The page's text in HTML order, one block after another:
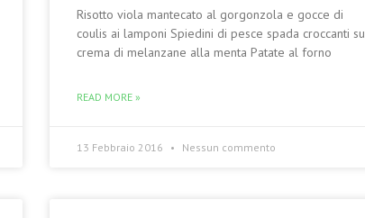
Risotto viola mantecato al gorgonzola e gocce di
coulis ai lamponi Spiedini di pesce spada croccanti su
crema di melanzane alla menta Patate al forno
READ MORE »
13 Febbraio 2016 Nessun commento